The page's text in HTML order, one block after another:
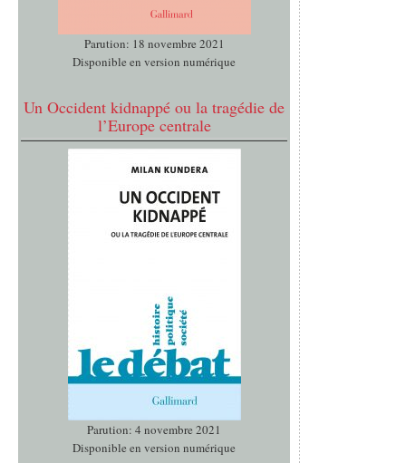
Parution: 18 novembre 2021
Disponible en version numérique
Un Occident kidnappé ou la tragédie de
l’Europe centrale
Parution: 4 novembre 2021
Disponible en version numérique